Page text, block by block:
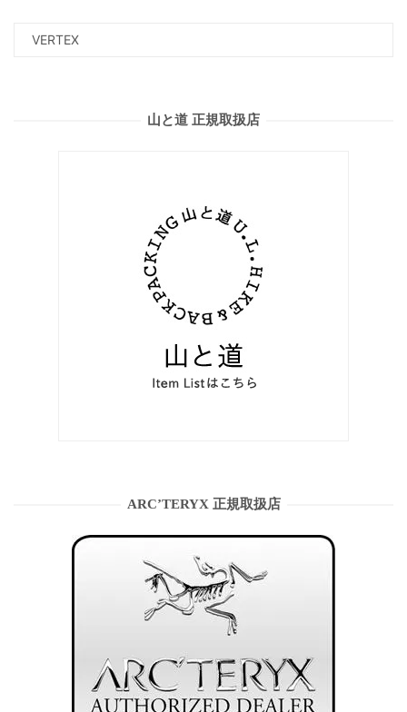
山と道 正規取扱店
ARC’TERYX 正規取扱店